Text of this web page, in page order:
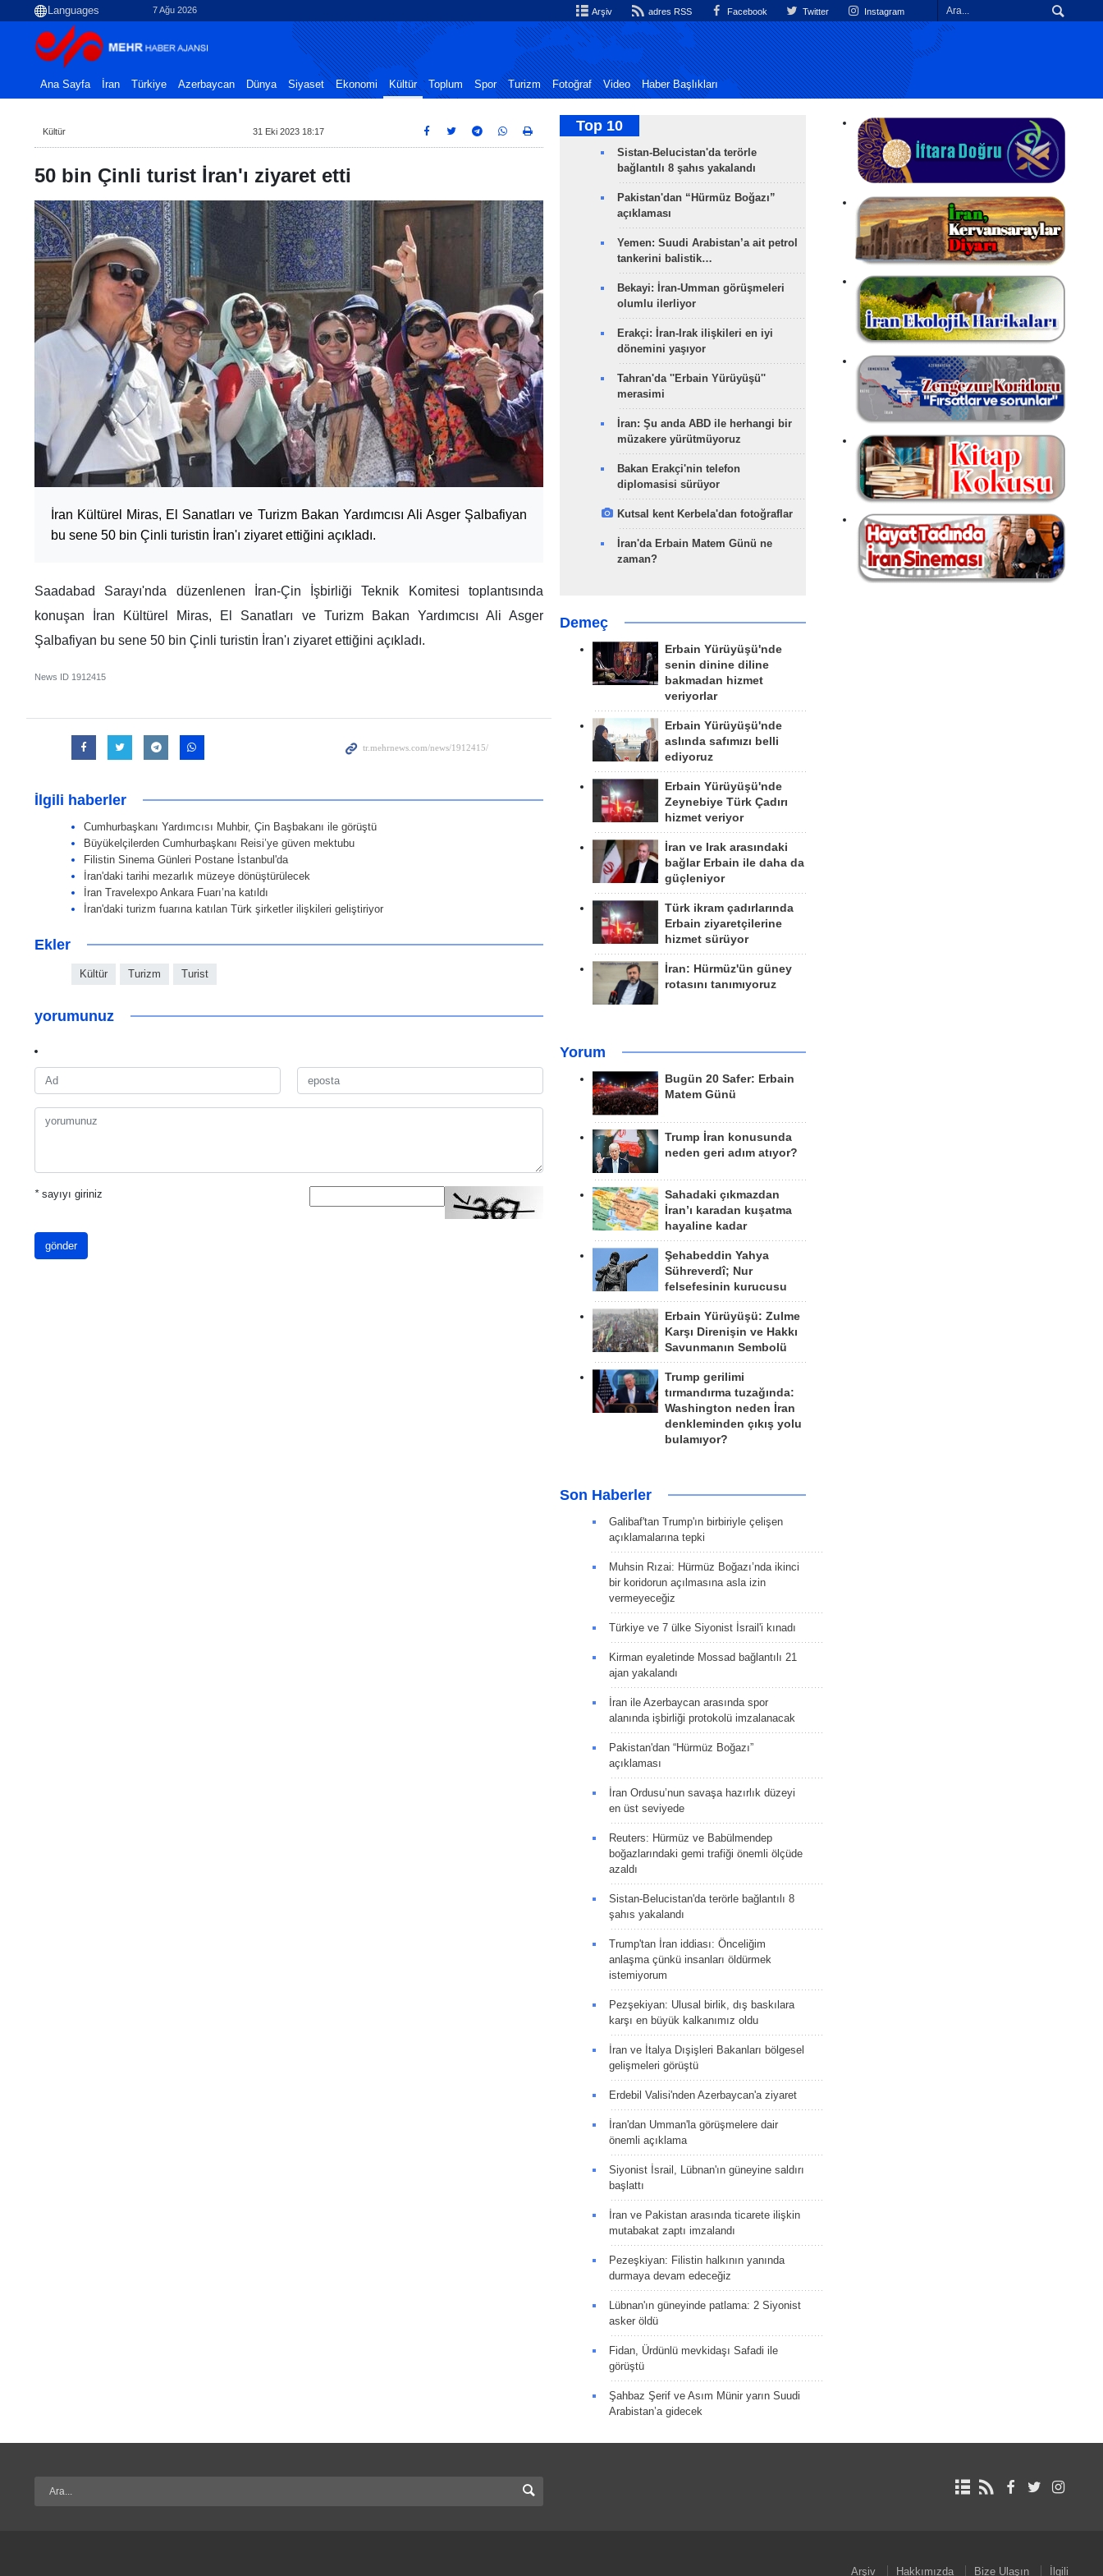
7 Ağu 2026 Arşiv adres RSS Facebook Twitter Instagram
Ana Sayfa İran Türkiye Azerbaycan Dünya Siyaset Ekonomi Kültür Toplum Spor Turizm Fotoğraf Video Haber Başlıkları
Kültür 31 Eki 2023 18:17
50 bin Çinli turist İran'ı ziyaret etti
İran Kültürel Miras, El Sanatları ve Turizm Bakan Yardımcısı Ali Asger Şalbafiyan
bu sene 50 bin Çinli turistin İran'ı ziyaret ettiğini açıkladı.
Saadabad Sarayı'nda düzenlenen İran-Çin İşbirliği Teknik Komitesi toplantısında
konuşan İran Kültürel Miras, El Sanatları ve Turizm Bakan Yardımcısı Ali Asger
Şalbafiyan bu sene 50 bin Çinli turistin İran'ı ziyaret ettiğini açıkladı.
News ID 1912415
İlgili haberler
Cumhurbaşkanı Yardımcısı Muhbir, Çin Başbakanı ile görüştü
Büyükelçilerden Cumhurbaşkanı Reisi’ye güven mektubu
Filistin Sinema Günleri Postane İstanbul'da
İran'daki tarihi mezarlık müzeye dönüştürülecek
İran Travelexpo Ankara Fuarı’na katıldı
İran'daki turizm fuarına katılan Türk şirketler ilişkileri geliştiriyor
Ekler
Kültür Turizm Turist
yorumunuz
*sayıyı giriniz
gönder
Top 10
Sistan-Belucistan'da terörle
bağlantılı 8 şahıs yakalandı
Pakistan'dan “Hürmüz Boğazı”
açıklaması
Yemen: Suudi Arabistan’a ait petrol
tankerini balistik…
Bekayi: İran-Umman görüşmeleri
olumlu ilerliyor
Erakçi: İran-Irak ilişkileri en iyi
dönemini yaşıyor
Tahran'da ''Erbain Yürüyüşü''
merasimi
İran: Şu anda ABD ile herhangi bir
müzakere yürütmüyoruz
Bakan Erakçi'nin telefon
diplomasisi sürüyor
Kutsal kent Kerbela'dan fotoğraflar
İran'da Erbain Matem Günü ne
zaman?
Demeç
Erbain Yürüyüşü'nde
senin dinine diline
bakmadan hizmet
veriyorlar
Erbain Yürüyüşü'nde
aslında safımızı belli
ediyoruz
Erbain Yürüyüşü'nde
Zeynebiye Türk Çadırı
hizmet veriyor
İran ve Irak arasındaki
bağlar Erbain ile daha da
güçleniyor
Türk ikram çadırlarında
Erbain ziyaretçilerine
hizmet sürüyor
İran: Hürmüz'ün güney
rotasını tanımıyoruz
Yorum
Bugün 20 Safer: Erbain
Matem Günü
Trump İran konusunda
neden geri adım atıyor?
Sahadaki çıkmazdan
İran’ı karadan kuşatma
hayaline kadar
Şehabeddin Yahya
Sühreverdî; Nur
felsefesinin kurucusu
Erbain Yürüyüşü: Zulme
Karşı Direnişin ve Hakkı
Savunmanın Sembolü
Trump gerilimi
tırmandırma tuzağında:
Washington neden İran
denkleminden çıkış yolu
bulamıyor?
Son Haberler
Galibaf'tan Trump'ın birbiriyle çelişen
açıklamalarına tepki
Muhsin Rızai: Hürmüz Boğazı’nda ikinci
bir koridorun açılmasına asla izin
vermeyeceğiz
Türkiye ve 7 ülke Siyonist İsrail'i kınadı
Kirman eyaletinde Mossad bağlantılı 21
ajan yakalandı
İran ile Azerbaycan arasında spor
alanında işbirliği protokolü imzalanacak
Pakistan'dan “Hürmüz Boğazı”
açıklaması
İran Ordusu’nun savaşa hazırlık düzeyi
en üst seviyede
Reuters: Hürmüz ve Babülmendep
boğazlarındaki gemi trafiği önemli ölçüde
azaldı
Sistan-Belucistan'da terörle bağlantılı 8
şahıs yakalandı
Trump'tan İran iddiası: Önceliğim
anlaşma çünkü insanları öldürmek
istemiyorum
Pezşekiyan: Ulusal birlik, dış baskılara
karşı en büyük kalkanımız oldu
İran ve İtalya Dışişleri Bakanları bölgesel
gelişmeleri görüştü
Erdebil Valisi'nden Azerbaycan'a ziyaret
İran'dan Umman'la görüşmelere dair
önemli açıklama
Siyonist İsrail, Lübnan'ın güneyine saldırı
başlattı
İran ve Pakistan arasında ticarete ilişkin
mutabakat zaptı imzalandı
Pezeşkiyan: Filistin halkının yanında
durmaya devam edeceğiz
Lübnan'ın güneyinde patlama: 2 Siyonist
asker öldü
Fidan, Ürdünlü mevkidaşı Safadi ile
görüştü
Şahbaz Şerif ve Asım Münir yarın Suudi
Arabistan’a gidecek
Arşiv Hakkımızda Bize Ulaşın İlgili